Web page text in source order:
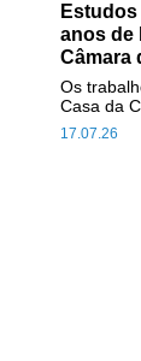
anos de
Câmara
17.07.26
Os
Casa da